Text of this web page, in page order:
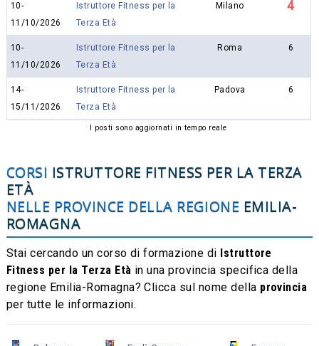
10-
11/10/2026
Istruttore Fitness per la
Terza Età
Milano 4
10-
11/10/2026
Istruttore Fitness per la
Terza Età
Roma 6
14-
15/11/2026
Istruttore Fitness per la
Terza Età
Padova 6
I posti sono aggiornati in tempo reale
CORSI ISTRUTTORE FITNESS PER LA TERZA
ETÀ
NELLE PROVINCE DELLA REGIONE EMILIA-
ROMAGNA
Stai cercando un corso di formazione di Istruttore
Fitness per la Terza Età in una provincia specifica della
regione Emilia-Romagna? Clicca sul nome della provincia
per tutte le informazioni.